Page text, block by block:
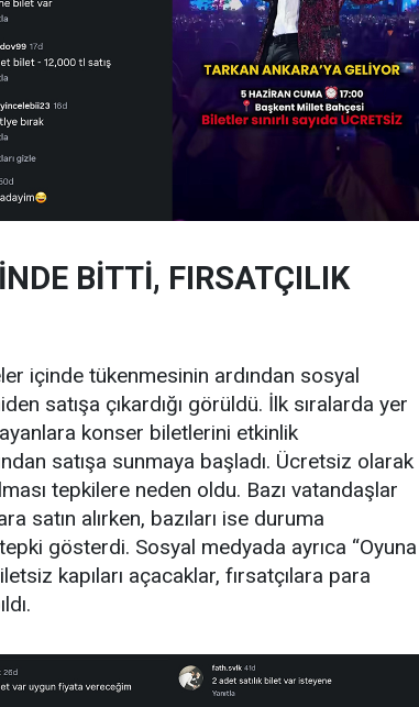
BİTTİ, FIRSATÇILIK
içinde tükenmesinin ardından sosyal
satışa çıkardığı görüldü. İlk sıralarda yer
konser biletlerini etkinlik
satışa sunmaya başladı. Ücretsiz olarak
tepkilere neden oldu. Bazı vatandaşlar
satın alırken, bazıları ise duruma
tepki gösterdi. Sosyal medyada ayrıca “Oyuna
kapıları açacaklar, fırsatçılara para